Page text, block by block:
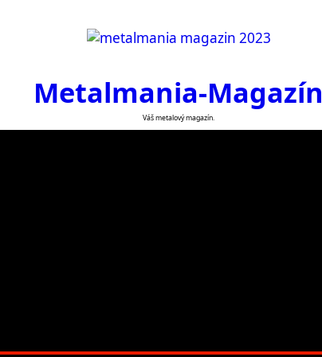
Metalmania-Magazín
Váš metalový magazín.